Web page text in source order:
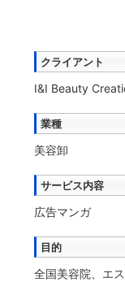
クライアント
I&I Beauty
業種
美容卸
サービス内容
広告マンガ
目的
全国美容院、エ